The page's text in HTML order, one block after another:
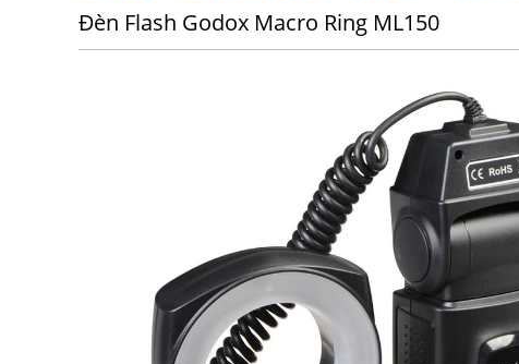
Đèn Flash Godox Macro Ring ML150